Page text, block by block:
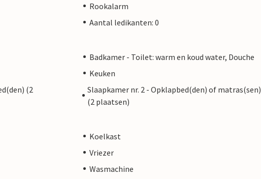
Rookalarm
Aantal ledikanten: 0
Badkamer - Toilet: warm en koud water, Douche
Keuken
(2
Slaapkamer nr. 2 - Opklapbed(den) of matras(sen)
(2 plaatsen)
Koelkast
Vriezer
Wasmachine